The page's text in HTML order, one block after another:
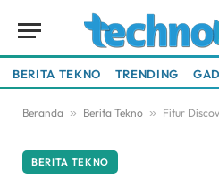
BERITA TEKNO TRENDING
Beranda » Berita Tekno » Fitur Discover Meta
BERITA TEKNO